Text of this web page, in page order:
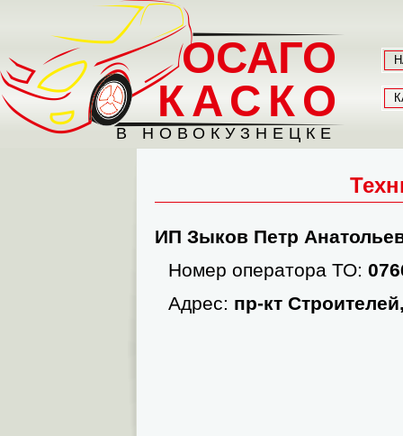
ОСАГО
КАСКО
В НОВОКУЗНЕЦКЕ
ИП Зыков Петр
Номер оператора ТО:
Адрес: пр-кт